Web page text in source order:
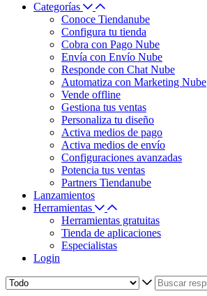
Categorías
Conoce Tiendanube
Configura tu tienda
Cobra con Pago Nube
Envía con Envío Nube
Responde con Chat Nube
Automatiza con Marketing Nube
Vende offline
Gestiona tus ventas
Personaliza tu diseño
Activa medios de pago
Activa medios de envío
Configuraciones avanzadas
Potencia tus ventas
Partners Tiendanube
Lanzamientos
Herramientas
Herramientas gratuitas
Tienda de aplicaciones
Especialistas
Login